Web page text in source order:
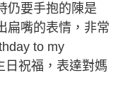
仍要手抱的陳是
扁嘴的表情，非常
to my
日祝福，表達對媽